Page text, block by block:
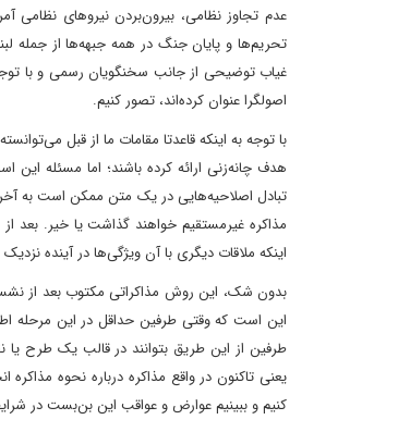
عدم تجاوز نظامی، بیرون‌بردن نیروهای نظامی
غیاب توضیحی از جانب سخنگویان رسمی و با
اصولگرا عنوان کرده‌اند، تصور کنیم.
‌با توجه به اینکه قاعدتا مقامات ما از قبل
هدف چانه‌زنی ارائه کرده‌ باشند؛ اما مسئله
تبادل اصلاحیه‌هایی در یک متن ممکن است به آخر
مذاکره غیرمستقیم خواهند گذاشت یا خیر. بعد
اینکه ملاقات دیگری با آن ویژگی‌ها در آینده
این است که وقتی طرفین حداقل در این مرحله
طرفین از این طریق بتوانند در قالب یک طرح یا
یعنی تاکنون در واقع مذاکره درباره نحوه
کنیم و ببینیم عوارض و عواقب این بن‌بست در